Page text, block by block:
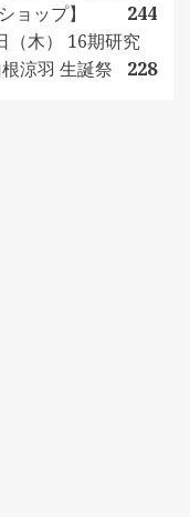
ョップ】
244
（木） 16期研究
涼羽 生誕祭
228